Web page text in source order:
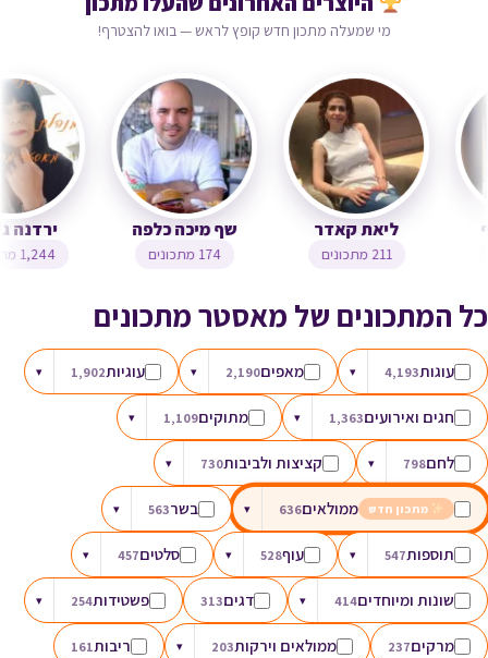
מי שמעלה מתכון חדש קופץ לראש — בואו להצטרף!
שף מיכה כלפה ליאת קאדר צופית בן יוסף
כל המתכונים של מאסטר מתכונים
עוגות4,193
▾ מאפים2,190
▾ עוגיות1,902
▾
חגים ואירועים1,363
▾ מתוקים1,109
▾
לחם798
▾ קציצות ולביבות730
▾
מתכון חדש ממולאים636
▾ בשר563
▾
תוספות547
▾ עוף528
▾ סלטים457
▾
שונות ומיוחדים414
▾ דגים313 פשטידות254
▾
מרקים237 ממולאים וירקות203
▾ ריבות161